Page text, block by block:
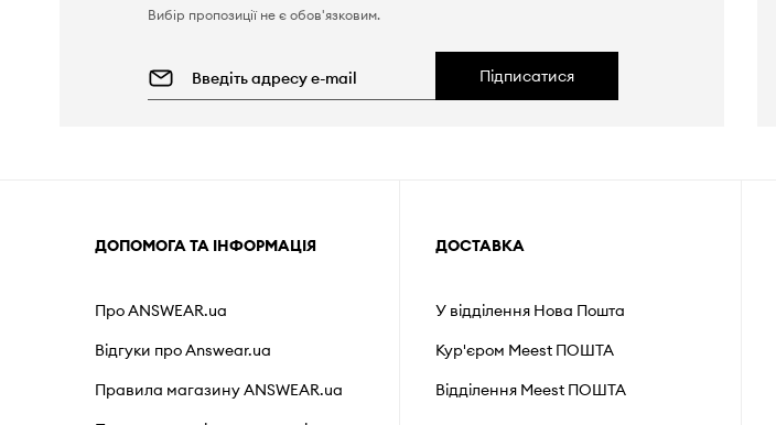
Вибір пропозиції не є обов'язковим.
Підписатися
ДОПОМОГА ТА ІНФОРМАЦІЯ
Про ANSWEAR.ua
Відгуки про Answear.ua
Правила магазину ANSWEAR.ua
ДОСТАВКА
У відділення Нова Пошта
Кур'єром Meest ПОШТА
Відділення Мeest ПОШТА